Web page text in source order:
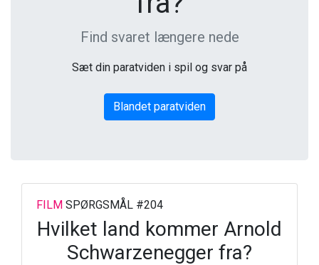
Find svaret længere nede
Sæt din paratviden i spil og svar på
Blandet paratviden
FILM SPØRGSMÅL #204
Hvilket land kommer Arnold
Schwarzenegger fra?